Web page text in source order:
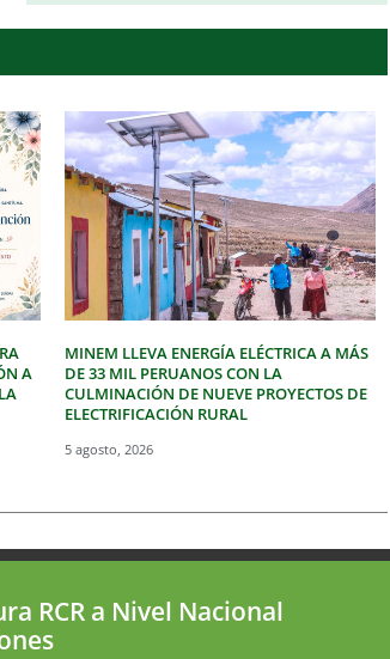
A
MINEM LLEVA ENERGÍA ELÉCTRICA A MÁS
DE 33 MIL PERUANOS CON LA
CULMINACIÓN DE NUEVE PROYECTOS DE
ELECTRIFICACIÓN RURAL
5 agosto, 2026
RCR a Nivel Nacional